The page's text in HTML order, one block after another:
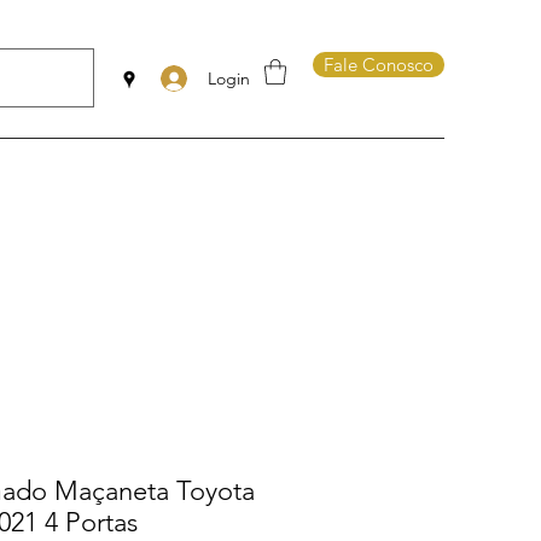
Login
Fale Conosco
Maçaneta Toyota
4 Portas